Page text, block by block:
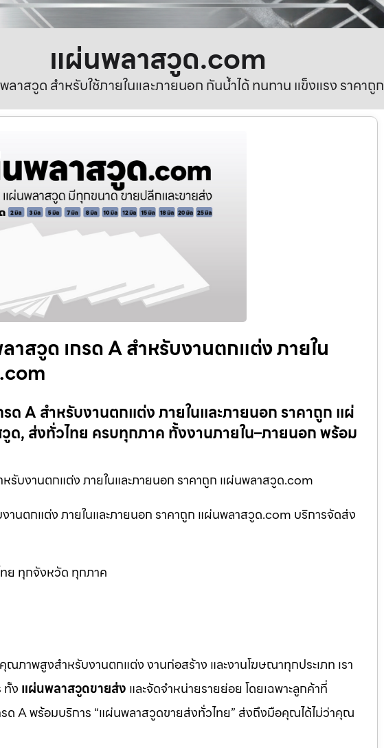
แผ่นพลาสวูด.com
าสวูด สำหรับใช้ภายในและภายนอก กันน้ำได้ ทนทาน แข็งแรง ราคาถูก
สวูด เกรด A สำหรับงานตกแต่ง ภายใน
A สำหรับงานตกแต่ง ภายในและภายนอก ราคาถูก แผ่
, ส่งทั่วไทย ครบทุกภาค ทั้งงานภายใน–ภายนอก พร้อม
รับงานตกแต่ง ภายในและภายนอก ราคาถูก แผ่นพลาสวูด.com
นตกแต่ง ภายในและภายนอก ราคาถูก แผ่นพลาสวูด.com บริการจัดส่ง
ย ทุกจังหวัด ทุกภาค
ภาพสูงสำหรับงานตกแต่ง งานก่อสร้าง และงานโฆษณาทุกประเภท เรา
ทั้ง แผ่นพลาสวูดขายส่ง และจัดจำหน่ายรายย่อย โดยเฉพาะลูกค้าที่
A พร้อมบริการ “แผ่นพลาสวูดขายส่งทั่วไทย” ส่งถึงมือคุณได้ไม่ว่าคุณ